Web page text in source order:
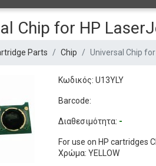
Chip for HP
Parts Chip Universal Chip
Κωδικός: U13YLY
Barcode:
Διαθεσιμότητα: -
For use on HP cartridges
Χρώμα: YELLOW